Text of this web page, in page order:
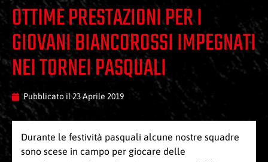
OTTIME PRESTAZIONI PER I
GIOVANI BIANCOROSSI IMPEGNATI
NEI TORNEI PASQUALI
Pubblicato il23 Aprile 2019
Durante le festività pasquali alcune nostre squadre
sono scese in campo per giocare delle